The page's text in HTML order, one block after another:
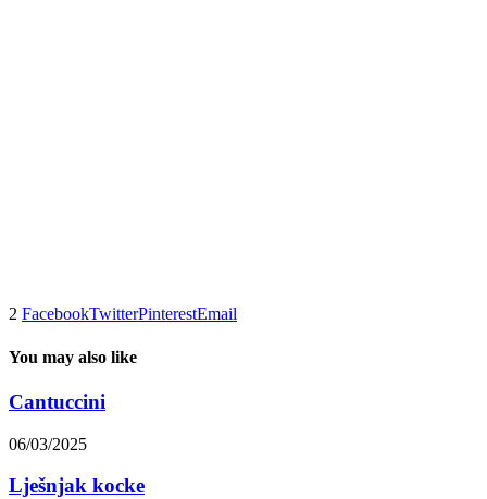
2 FacebookTwitterPinterestEmail
You may also like
Cantuccini
06/03/2025
Lješnjak kocke